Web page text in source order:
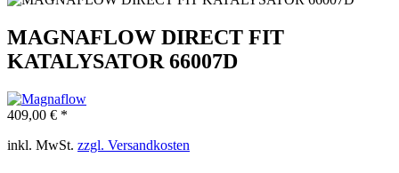
MAGNAFLOW DIRECT FIT
KATALYSATOR 66007D
409,00 € *
inkl. MwSt. zzgl. Versandkosten